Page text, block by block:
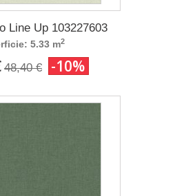
Line Up 103227603
5.33 m2
48,40 € -10%